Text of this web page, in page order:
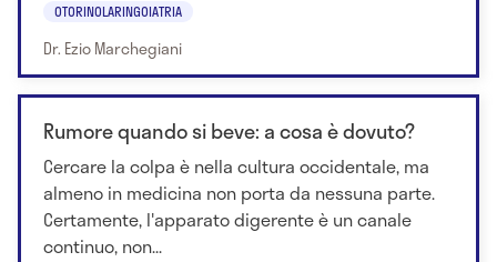
OTORINOLARINGOIATRIA
Dr. Ezio Marchegiani
Rumore quando si beve: a cosa è dovuto?
Cercare la colpa è nella cultura occidentale, ma
almeno in medicina non porta da nessuna parte.
Certamente, l'apparato digerente è un canale
continuo, non...